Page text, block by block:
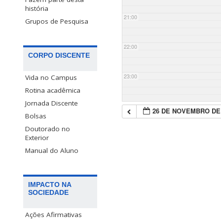
história
Grupos de Pesquisa
CORPO DISCENTE
Vida no Campus
Rotina acadêmica
Jornada Discente
Bolsas
Doutorado no
Exterior
Manual do Aluno
IMPACTO NA
SOCIEDADE
Ações Afirmativas
21:00
22:00
23:00
26 DE NOVEMBRO